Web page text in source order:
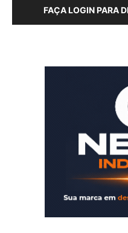
FAÇA LOGIN PARA